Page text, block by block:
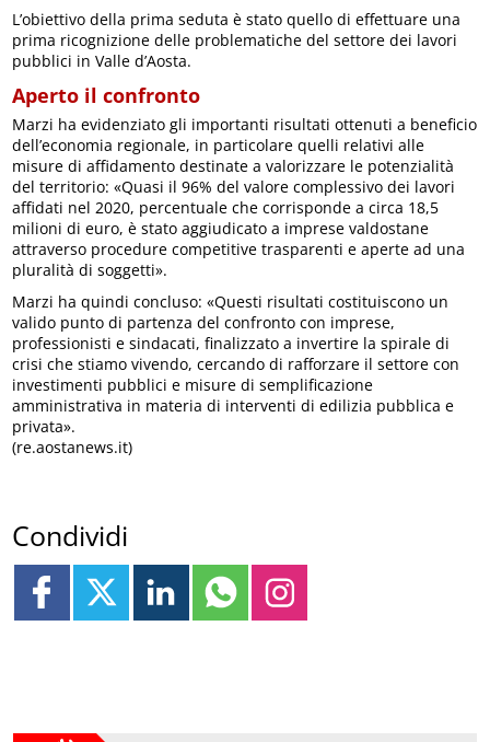
L’obiettivo della prima seduta è stato quello di effettuare una
prima ricognizione delle problematiche del settore dei lavori
pubblici in Valle d’Aosta.
Aperto il confronto
Marzi ha evidenziato gli importanti risultati ottenuti a beneficio
dell’economia regionale, in particolare quelli relativi alle
misure di affidamento destinate a valorizzare le potenzialità
del territorio: «Quasi il 96% del valore complessivo dei lavori
affidati nel 2020, percentuale che corrisponde a circa 18,5
milioni di euro, è stato aggiudicato a imprese valdostane
attraverso procedure competitive trasparenti e aperte ad una
pluralità di soggetti».
Marzi ha quindi concluso: «Questi risultati costituiscono un
valido punto di partenza del confronto con imprese,
professionisti e sindacati, finalizzato a invertire la spirale di
crisi che stiamo vivendo, cercando di rafforzare il settore con
investimenti pubblici e misure di semplificazione
amministrativa in materia di interventi di edilizia pubblica e
privata».
(re.aostanews.it)
Condividi